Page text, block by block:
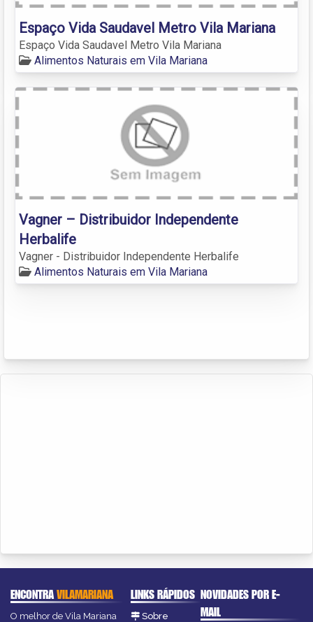
Espaço Vida Saudavel Metro Vila Mariana
Espaço Vida Saudavel Metro Vila Mariana
Alimentos Naturais em Vila Mariana
Vagner – Distribuidor Independente
Herbalife
Vagner - Distribuidor Independente Herbalife
Alimentos Naturais em Vila Mariana
ENCONTRAVILAMARIANA
O melhor de Vila Mariana
LINKS RÁPIDOS
Sobre
NOVIDADES POR E-
MAIL